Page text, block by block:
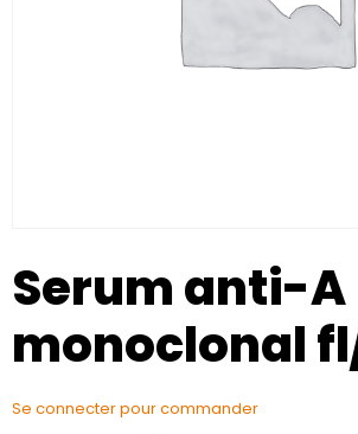
Serum anti-A
monoclonal
Se connecter pour commander